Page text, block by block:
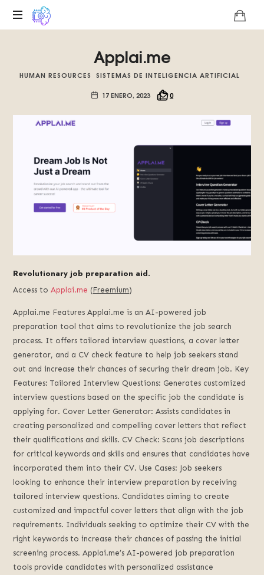
la
del
Roko,
fomentamos
la
inteligencia
artificial
Applai.me
HUMAN RESOURCES SISTEMAS DE INTELIGENCIA ARTIFICIAL
17 ENERO, 2023
0
Revolutionary job preparation aid.
Access toApplai.me (Freemium)
Applai.me Features Applai.me is an AI-powered job
preparation tool that aims to revolutionize the job search
process. It offers tailored interview questions, a cover letter
generator, and a CV check feature to help job seekers stand
out and increase their chances of securing their dream job. Key
Features: Tailored Interview Questions: Generates customized
interview questions based on the specific job the candidate is
applying for. Cover Letter Generator: Assists candidates in
creating personalized and compelling cover letters that reflect
their qualifications and skills. CV Check: Scans job descriptions
for critical keywords and skills and ensures that candidates have
incorporated them into their CV. Use Cases: Job seekers
looking to enhance their interview preparation by receiving
tailored interview questions. Candidates aiming to create
customized and impactful cover letters that align with the job
requirements. Individuals seeking to optimize their CV with the
right keywords to increase their chances of passing the initial
screening process. Applai.me’s AI-powered job preparation
tools provide candidates with personalized assistance